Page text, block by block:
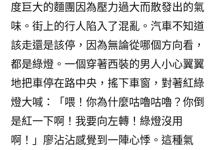
度巨大的麵團因為壓力過大而散發出的氣
味。街上的行人陷入了混亂。汽車不知道
該走還是該停，因為無論從哪個方向看，
都是綠燈。一個穿著西裝的男人小心翼翼
地把車停在路中央，搖下車窗，對著紅綠
燈大喊：「喂！你為什麼咕嚕咕嚕？你倒
是紅一下啊！我要向左轉！綠燈沒用
啊！」廖沾沾感覺到一陣心悸。這種氣